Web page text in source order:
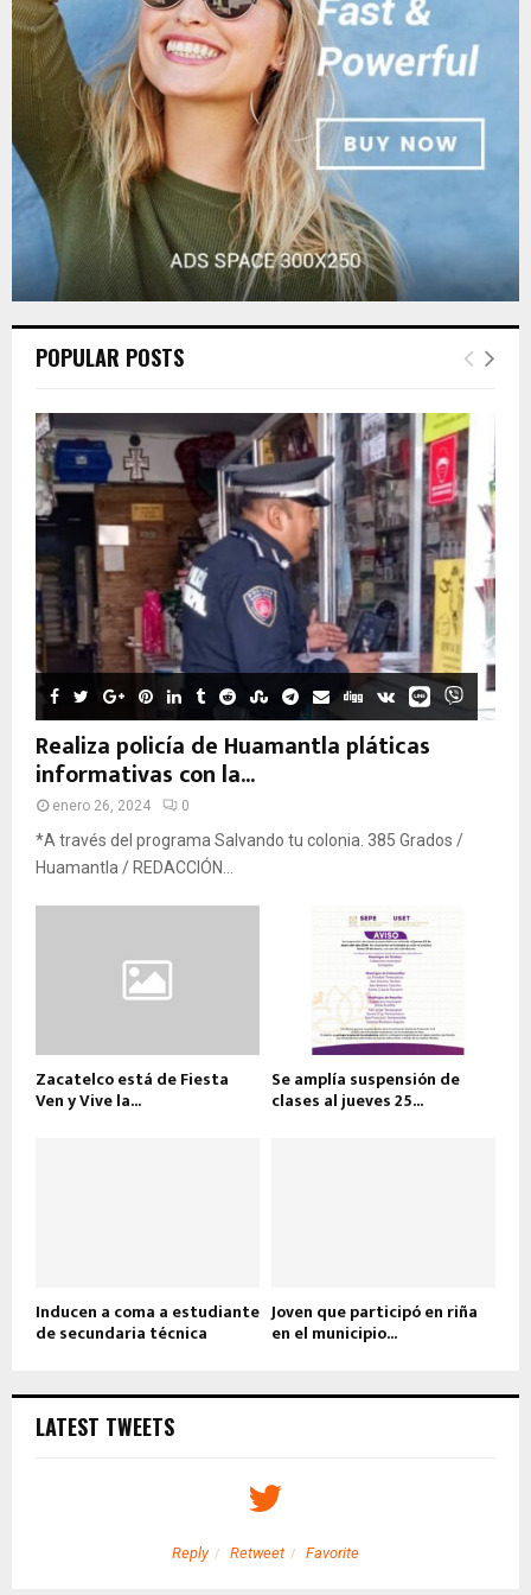
:
C
POPULAR POSTS
Realiza policía de Huamantla pláticas
informativas con la...
enero 26, 2024 0
*A través del programa Salvando tu colonia. 385 Grados /
Huamantla / REDACCIÓN...
Zacatelco está de Fiesta
Ven y Vive la...
Se amplía suspensión de
clases al jueves 25...
Inducen a coma a estudiante
de secundaria técnica
Joven que participó en riña
en el municipio...
LATEST TWEETS
Reply Retweet Favorite